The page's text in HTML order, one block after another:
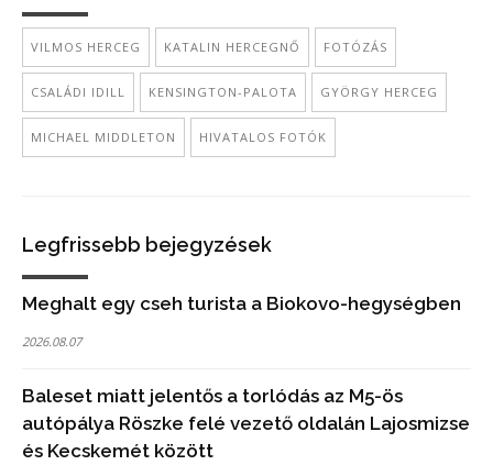
VILMOS HERCEG KATALIN HERCEGNŐ FOTÓZÁS
CSALÁDI IDILL KENSINGTON-PALOTA GYÖRGY HERCEG
MICHAEL MIDDLETON HIVATALOS FOTÓK
Legfrissebb bejegyzések
Meghalt egy cseh turista a Biokovo-hegységben
2026.08.07
Baleset miatt jelentős a torlódás az M5-ös
autópálya Röszke felé vezető oldalán Lajosmizse
és Kecskemét között